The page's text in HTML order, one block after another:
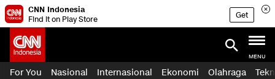
CNN Indonesia
Find it on Play Store
Get
MENU
For You Nasional Internasional Ekonomi Olahraga